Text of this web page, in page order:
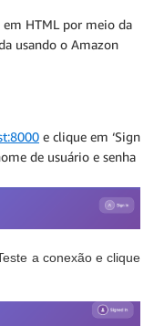
HTML por meio da
usando o Amazon
e clique em ‘Sign
de usuário e senha
a conexão e clique